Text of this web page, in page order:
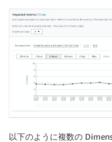
以下のように複数の